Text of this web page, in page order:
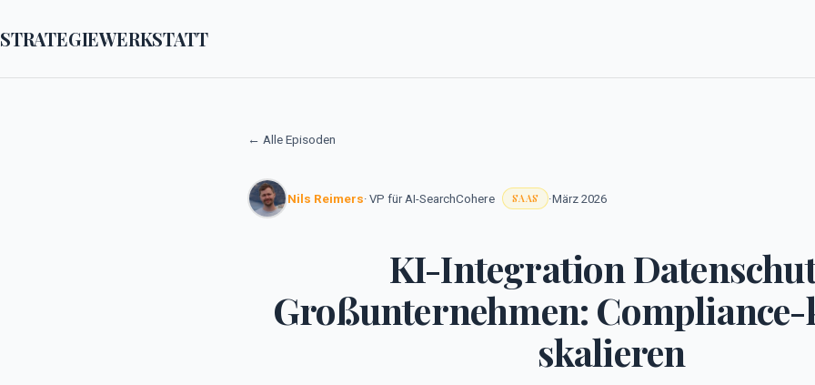
STRATEGIEWERKSTATT
← Alle Episoden
Nils Reimers· VP für AI-SearchCohere SAAS ·März 2026
KI-Integration
Großunternehmen:
skalieren